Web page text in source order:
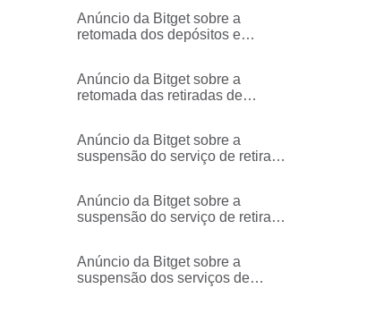
Anúncio da Bitget sobre a
retomada dos depósitos e
Anúncio da Bitget sobre a
retomada das retiradas de
Anúncio da Bitget sobre a
suspensão do serviço de retirada
Anúncio da Bitget sobre a
suspensão do serviço de retirada
Anúncio da Bitget sobre a
suspensão dos serviços de